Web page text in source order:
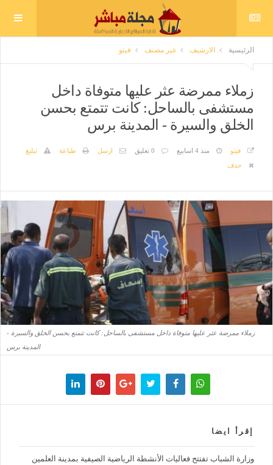
الرئيسية الارشيف غير مصنف فيتو
زملاء ممرضة عثر عليها متوفاة داخل
مستشفى بالساحل: كانت تتمتع بحسن
الخلق والسيرة - المدينة برس
فيتو منذ 4 اسابيع 0 تعليق ارسل طباعة
تبليغ
حذف
زملاء ممرضة عثر عليها متوفاة داخل مستشفى بالساحل: كانت تتمتع بحسن الخلق والسيرة -
المدينة برس
إقرأ ايضا
وزارة الشباب تفتتح فعاليات الأنشطة الرياضية الصيفية بمدينة العلمين